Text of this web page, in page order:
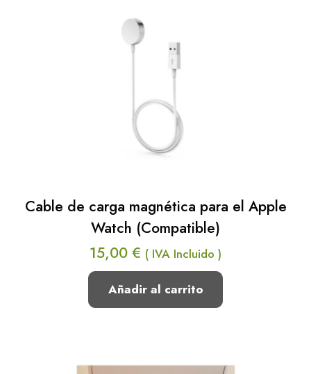
Cable de carga magnética para el Apple
Watch (Compatible)
15,00 € ( IVA Incluido )
Añadir al carrito